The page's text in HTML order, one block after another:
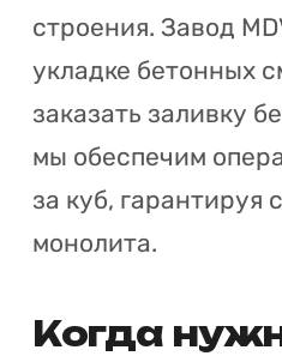
строения. Завод
укладке бетонных
заказать заливку
мы обеспечим
за куб, гарантируя
монолита.
Когда